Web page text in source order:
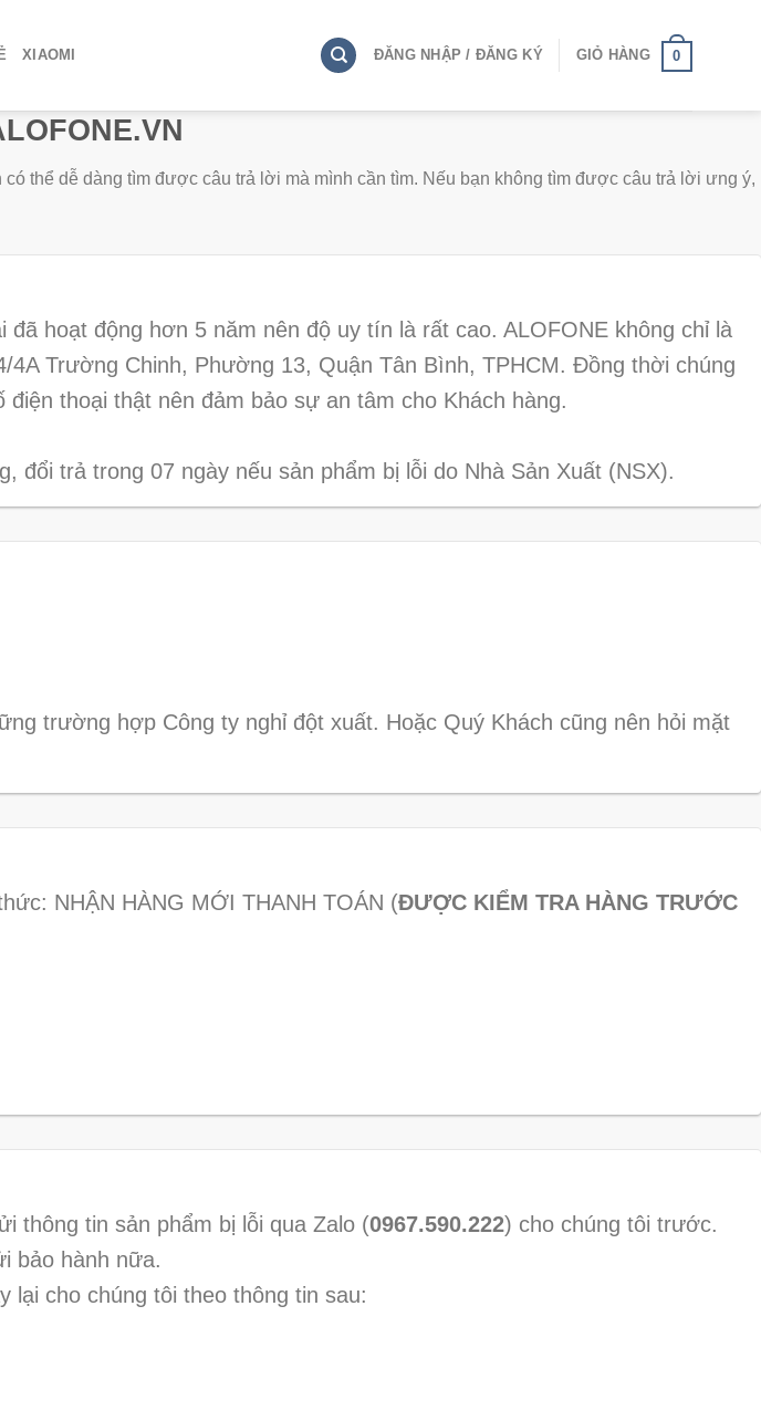
XIAOMI ĐĂNG NHẬP / ĐĂNG KÝ GIỎ HÀNG 0
thể dễ dàng tìm được câu trả lời mà mình cần tìm. Nếu bạn không tìm được câu trả lời ưng ý,
hoạt động hơn 5 năm nên độ uy tín là rất cao. ALOFONE không chỉ là
Trường Chinh, Phường 13, Quận Tân Bình, TPHCM. Đồng thời chúng
thoại thật nên đảm bảo sự an tâm cho Khách hàng.
đổi trả trong 07 ngày nếu sản phẩm bị lỗi do Nhà Sản Xuất (NSX).
trường hợp Công ty nghỉ đột xuất. Hoặc Quý Khách cũng nên hỏi mặt
NHẬN HÀNG MỚI THANH TOÁN (ĐƯỢC KIỂM TRA HÀNG TRƯỚC
thông tin sản phẩm bị lỗi qua Zalo (0967.590.222) cho chúng tôi trước.
bảo hành nữa.
lại cho chúng tôi theo thông tin sau: